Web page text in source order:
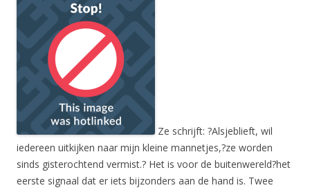
Ze schrijft: ?Alsjeblieft, wil
iedereen uitkijken naar mijn kleine mannetjes,?ze worden
sinds gisterochtend vermist.? Het is voor de buitenwereld?het
eerste signaal dat er iets bijzonders aan de hand is. Twee